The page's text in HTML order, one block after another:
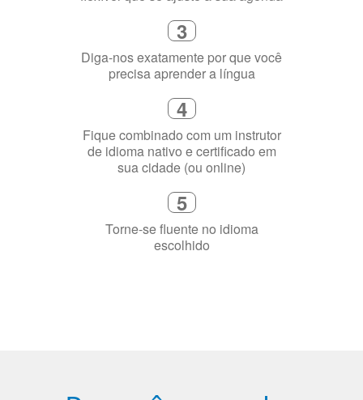
3
Diga-nos exatamente por que você
4
Fique combinado com um instrutor
de idioma nativo e certificado em
5
Torne-se fluente no idioma